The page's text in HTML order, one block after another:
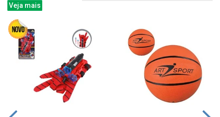
Veja mais